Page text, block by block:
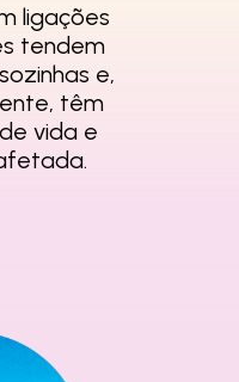
ligações
tendem
e,
têm
vida e